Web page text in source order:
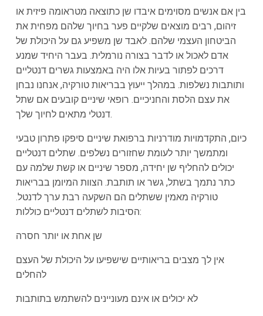
בין אם אנשים מסוימים איבדו שן כתוצאה מטראומה פיזית או
זיהום, רבים מוצאים שלקיים פער בחיוך שלהם מפחית את
הביטחון העצמי שלהם. לאבד שן משפיע גם על היכולת של
אדם לאכול או לדבר בצורה נורמלית. בעבר היחיד שמנע
דרכים לפתור בעיות אלו היה באמצעות גשרים דנטליים
ותותבות נשלפות. במהלך ייעוץ בבריאות טורקיה, אנחנו נבחן
את עצם הלסת והחניכיים. רופאי שיניים קובעים אם שתל
דנטלי מתאים לחיוך שלך.
כיום, התקדמויות מודרניות ברפואת שיניים סיפקו פתרון טבעי
ומתמשך יותר לעומת שחזורים נשלפים. שתלים דנטליים
יכולים להחליף שן יחידה, מספר שיניים או קשת שלמה עם
כתר נתמך בשתל, גשר או תותבת. הצוות המיומן בבריאות
טורקיה מאמין ששתלים הם השקעה רבת ערך לדנטל.
הסיבות לשתלים דנטליים כוללות:
שן אחת או יותר חסרה
אין לך מצבים בריאותיים שישפיעו על היכולת של העצם
להחלים
לא יכולים או אינם מעוניינים להשתמש בתותבות